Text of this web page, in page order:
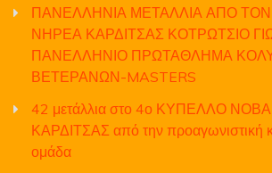
ΠΑΝΕΛΛΗΝΙΑ ΜΕΤΑΛΛΙΑ ΑΠΟ
ΝΗΡΕΑ ΚΑΡΔΙΤΣΑΣ ΚΟΤΡΩΤΣΙΟ
ΠΑΝΕΛΛΗΝΙΟ ΠΡΩΤΑΘΛΗΜΑ
ΒΕΤΕΡΑΝΩΝ-MASTERS
42 μετάλλια στο 4ο ΚΥΠΕΛΛΟ
ΚΑΡΔΙΤΣΑΣ από την προαγωνιστική
ομάδα